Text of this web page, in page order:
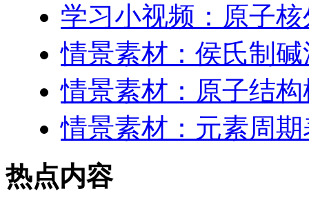
学习小视频：原子
情景素材：侯氏制
情景素材：原子结
情景素材：元素周
热点内容